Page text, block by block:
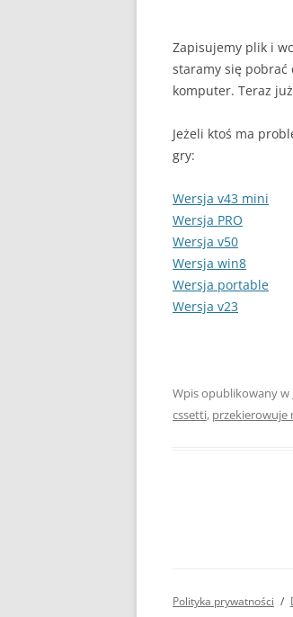
Zapisujemy plik i
staramy się
komputer. Teraz
Jeżeli ktoś ma
gry:
Wersja v43 mini
Wersja PRO
Wersja v50
Wersja win8
Wersja portable
Wersja v23
Wpis opublikowany w
cssetti, przekierowuje
Polityka prywatności